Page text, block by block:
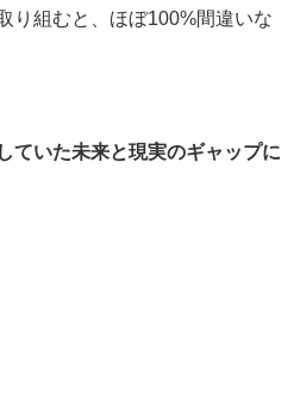
り組むと、ほぼ100%間違いな
ていた未来と現実のギャップに